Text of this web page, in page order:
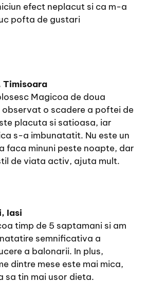
efect neplacut si ca m-a
pofta de gustari
Timisoara
Magicoa de doua
observat o scadere a poftei de
placuta si satioasa, iar
s-a imbunatatit. Nu este un
faca minuni peste noapte, dar
de viata activ, ajuta mult.
Iasi
timp de 5 saptamani si am
semnificativa a
a balonarii. In plus,
dintre mese este mai mica,
sa tin mai usor dieta.